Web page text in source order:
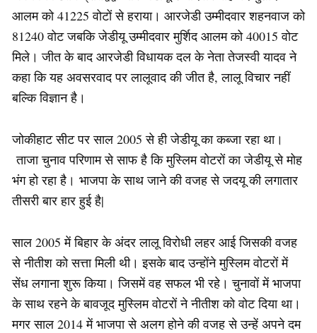
आलम को 41225 वोटों से हराया। आरजेडी उम्मीदवार शहनवाज को
81240 वोट जबकि जेडीयू उम्मीदवार मुर्शिद आलम को 40015 वोट
मिले। जीत के बाद आरजेडी विधायक दल के नेता तेजस्वी यादव ने
कहा कि यह अवसरवाद पर लालूवाद की जीत है, लालू विचार नहीं
बल्कि विज्ञान है।
जोकीहाट सीट पर साल 2005 से ही जेडीयू का कब्जा रहा था।
ताजा चुनाव परिणाम से साफ है कि मुस्लिम वोटरों का जेडीयू से मोह
भंग हो रहा है। भाजपा के साथ जाने की वजह से जदयू की लगातार
तीसरी बार हार हुई है|
साल 2005 में बिहार के अंदर लालू विरोधी लहर आई जिसकी वजह
से नीतीश को सत्ता मिली थी। इसके बाद उन्होंने मुस्लिम वोटरों में
सेंध लगाना शुरू किया। जिसमें वह सफल भी रहे। चुनावों में भाजपा
के साथ रहने के बावजूद मुस्लिम वोटरों ने नीतीश को वोट दिया था।
मगर साल 2014 में भाजपा से अलग होने की वजह से उन्हें अपने दम